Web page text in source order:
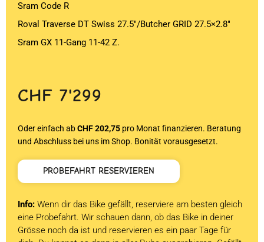
Sram Code R
Roval Traverse DT Swiss 27.5″/Butcher GRID 27.5×2.8″
Sram GX 11-Gang 11-42 Z.
CHF 7'299
Oder einfach abCHF 202,75 pro Monat finanzieren. Beratung
und Abschluss bei uns im Shop. Bonität vorausgesetzt.
PROBEFAHRT RESERVIEREN
Info: Wenn dir das Bike gefällt, reserviere am besten gleich
eine Probefahrt. Wir schauen dann, ob das Bike in deiner
Grösse noch da ist und reservieren es ein paar Tage für